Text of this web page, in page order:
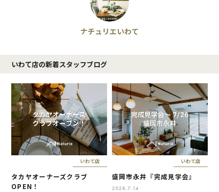
ナチュリエいわて
いわて店の新着スタッフブログ
いわて店
タカヤオーナーズクラブ
OPEN！
いわて店
盛岡市永井『完成見学会』
2026.7.14